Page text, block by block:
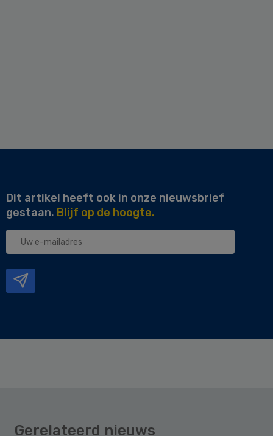
Dit artikel heeft ook in onze nieuwsbrief
gestaan. Blijf op de hoogte.
Uw
Gerelateerd nieuws